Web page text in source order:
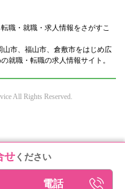
せ ください
電話
職・就職・求人情報をさがすこ
山市、福山市、倉敷市をはじめ広
就職・転職の求人情報サイト。
All Rights Reserved.